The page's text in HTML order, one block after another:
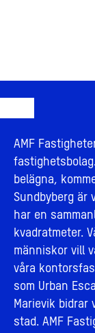
AMF
belägna,
Sundbyberg är
har en
kvadratmeter.
människor vill
våra
som Urban
Marievik
stad. AMF